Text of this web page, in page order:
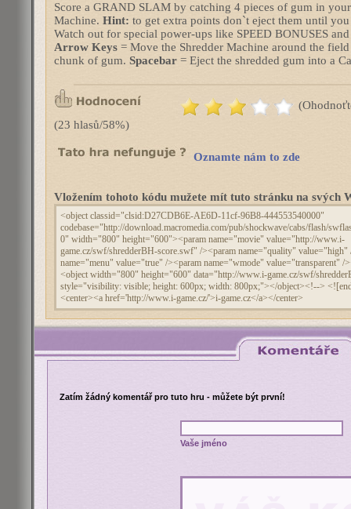
Score a GRAND SLAM by catching 4 pieces of gum in
Machine. Hint: to get extra points don`t eject them until
Watch out for special power-ups like SPEED BONUSES
Arrow Keys= Move the Shredder Machine around the field
chunk of gum. Spacebar= Eject the shredded gum into a
(23 hlasů/58%)
Oznamte nám to zde
Vložením tohoto kódu mužete mít tuto stránku na svých
Zatím žádný komentář pro tuto hru - můžete být první!
Vaše jméno